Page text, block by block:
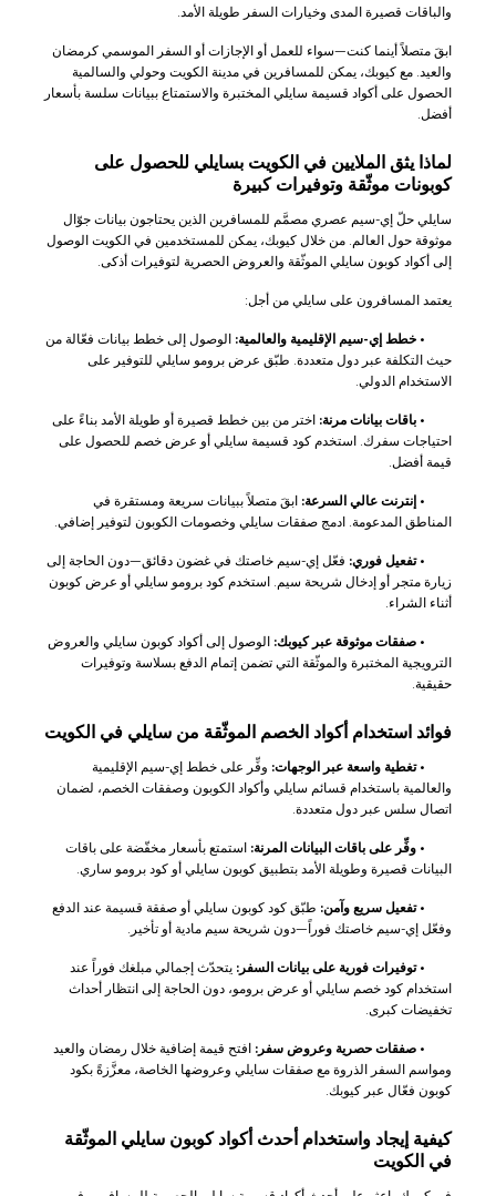
والباقات قصيرة المدى وخيارات السفر طويلة الأمد.
ابقَ متصلاً أينما كنت—سواء للعمل أو الإجازات أو السفر الموسمي كرمضان
والعيد. مع كيوبك، يمكن للمسافرين في مدينة الكويت وحولي والسالمية
الحصول على أكواد قسيمة سايلي المختبرة والاستمتاع ببيانات سلسة بأسعار
أفضل.
لماذا يثق الملايين في الكويت بسايلي للحصول على
كوبونات موثّقة وتوفيرات كبيرة
سايلي حلّ إي-سيم عصري مصمَّم للمسافرين الذين يحتاجون بيانات جوّال
موثوقة حول العالم. من خلال كيوبك، يمكن للمستخدمين في الكويت الوصول
إلى أكواد كوبون سايلي الموثّقة والعروض الحصرية لتوفيرات أذكى.
يعتمد المسافرون على سايلي من أجل:
• خطط إي-سيم الإقليمية والعالمية:
الوصول إلى خطط بيانات فعّالة من
حيث التكلفة عبر دول متعددة. طبّق عرض برومو سايلي للتوفير على
الاستخدام الدولي.
• باقات بيانات مرنة: اختر من بين خطط قصيرة أو طويلة الأمد بناءً على
احتياجات سفرك. استخدم كود قسيمة سايلي أو عرض خصم للحصول على
قيمة أفضل.
• إنترنت عالي السرعة: ابقَ متصلاً ببيانات سريعة ومستقرة في
المناطق المدعومة. ادمج صفقات سايلي وخصومات الكوبون لتوفير إضافي.
•تفعيل فوري: فعّل إي-سيم خاصتك في غضون دقائق—دون الحاجة إلى
زيارة متجر أو إدخال شريحة سيم. استخدم كود برومو سايلي أو عرض كوبون
أثناء الشراء.
• صفقات موثوقة عبر كيوبك:
الوصول إلى أكواد كوبون سايلي والعروض
الترويجية المختبرة والموثّقة التي تضمن إتمام الدفع بسلاسة وتوفيرات
حقيقية.
فوائد استخدام أكواد الخصم الموثّقة من سايلي في الكويت
•تغطية واسعة عبر الوجهات: وفِّر على خطط إي-سيم الإقليمية
والعالمية باستخدام قسائم سايلي وأكواد الكوبون وصفقات الخصم، لضمان
اتصال سلس عبر دول متعددة.
• وفِّر على باقات البيانات المرنة:
استمتع بأسعار مخفّضة على باقات
البيانات قصيرة وطويلة الأمد بتطبيق كوبون سايلي أو كود برومو ساري.
•تفعيل سريع وآمن: طبّق كود كوبون سايلي أو صفقة قسيمة عند الدفع
وفعّل إي-سيم خاصتك فوراً—دون شريحة سيم مادية أو تأخير.
•توفيرات فورية على بيانات السفر: يتحدّث إجمالي مبلغك فوراً عند
استخدام كود خصم سايلي أو عرض برومو، دون الحاجة إلى انتظار أحداث
تخفيضات كبرى.
• صفقات حصرية وعروض سفر:
افتح قيمة إضافية خلال رمضان والعيد
ومواسم السفر الذروة مع صفقات سايلي وعروضها الخاصة، معزَّزةً بكود
كوبون فعّال عبر كيوبك.
كيفية إيجاد واستخدام أحدث أكواد كوبون سايلي الموثّقة
في الكويت